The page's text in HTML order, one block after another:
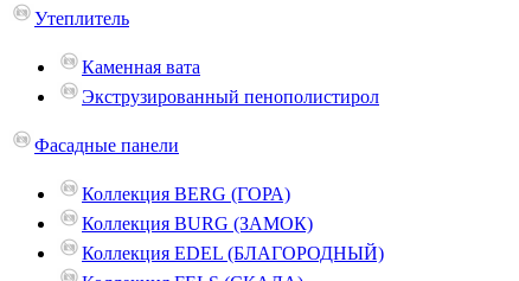
Утеплитель
Каменная вата
Экструзированный пенополистирол
Фасадные панели
Коллекция BERG (ГОРА)
Коллекция BURG (ЗАМОК)
Коллекция EDEL (БЛАГОРОДНЫЙ)